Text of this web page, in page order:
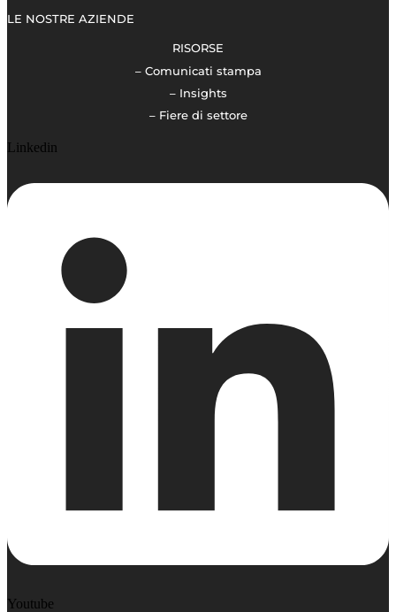
LE NOSTRE AZIENDE
RISORSE
– Comunicati stampa
– Insights
– Fiere di settore
Linkedin
Youtube